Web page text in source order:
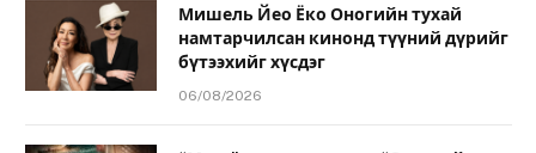
Мишель Йео Ёко Оногийн тухай
намтарчилсан кинонд түүний дүрийг
бүтээхийг хүсдэг
06/08/2026